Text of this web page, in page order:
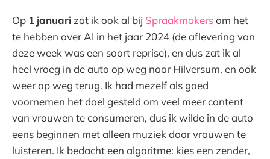
Op 1 januari zat ik ook al bij Spraakmakersom het
te hebben over AI in het jaar 2024 (de aflevering van
deze week was een soort reprise), en dus zat ik al
heel vroeg in de auto op weg naar Hilversum, en ook
weer op weg terug. Ik had mezelf als goed
voornemen het doel gesteld om veel meer content
van vrouwen te consumeren, dus ik wilde in de auto
eens beginnen met alleen muziek door vrouwen te
luisteren. Ik bedacht een algoritme: kies een zender,